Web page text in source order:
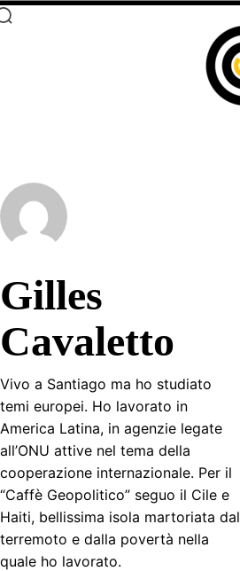
Gilles
Cavaletto
Vivo a Santiago ma ho studiato
temi europei. Ho lavorato in
America Latina, in agenzie legate
all’ONU attive nel tema della
cooperazione internazionale. Per il
“Caffè Geopolitico” seguo il Cile e
Haiti, bellissima isola martoriata dal
terremoto e dalla povertà nella
quale ho lavorato.